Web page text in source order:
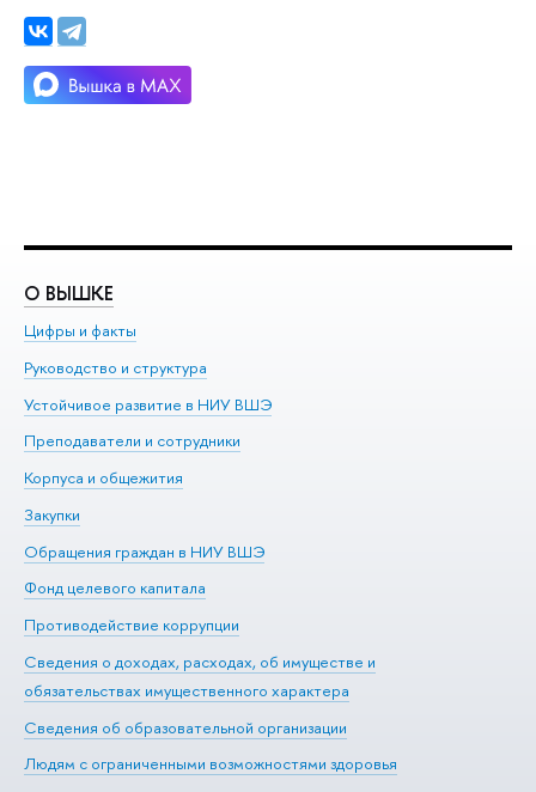
О ВЫШКЕ
Цифры и факты
Руководство и структура
Устойчивое развитие в НИУ ВШЭ
Преподаватели и сотрудники
Корпуса и общежития
Закупки
Обращения граждан в НИУ ВШЭ
Фонд целевого капитала
Противодействие коррупции
Сведения о доходах, расходах, об имуществе и
обязательствах имущественного характера
Сведения об образовательной организации
Людям с ограниченными возможностями здоровья